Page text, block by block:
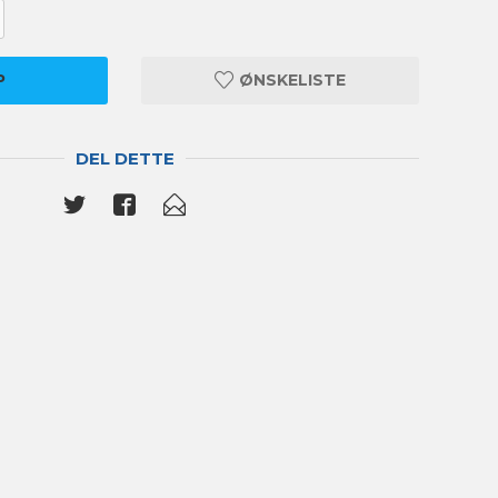
ØNSKELISTE
DEL DETTE